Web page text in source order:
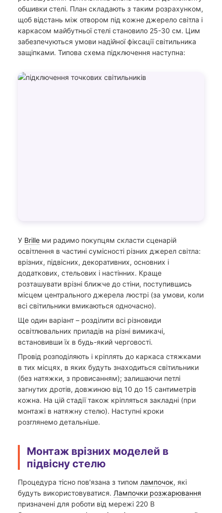
обшивки стелі. План складають з таким розрахунком,
щоб відстань між отвором під кожне джерело світла і
каркасом майбутньої стелі становило 25-30 см. Цим
забезпечуються умови надійної фіксації світильника
защіпками. Типова схема підключення наступна:
У Brille ми радимо покупцям скласти сценарій
освітлення в частині сумісності різних джерел світла:
врізних, підвісних, декоративних, основних і
додаткових, стельових і настінних. Краще
розташувати врізні ближче до стіни, поступившись
місцем центрального джерела люстрі (за умови, коли
всі світильники вмикаються одночасно).
Ще один варіант – розділити всі різновиди
освітлювальних приладів на різні вимикачі,
встановивши їх в будь-який черговості.
Провід розподіляють і кріплять до каркаса стяжками
в тих місцях, в яких будуть знаходиться світильники
(без натяжки, з провисанням); залишаючи петлі
загнутих дротів, довжиною від 10 до 15 сантиметрів
кожна. На цій стадії також кріпляться закладні (при
монтажі в натяжну стелю). Наступні кроки
розглянемо детальніше.
Монтаж врізних моделей в
підвісну стелю
Процедура тісно пов'язана з типом лампочок, які
будуть використовуватися. Лампочки розжарювання
призначені для роботи від мережі 220 В